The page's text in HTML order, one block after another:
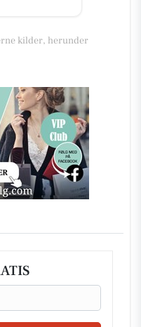
kilder, herunder